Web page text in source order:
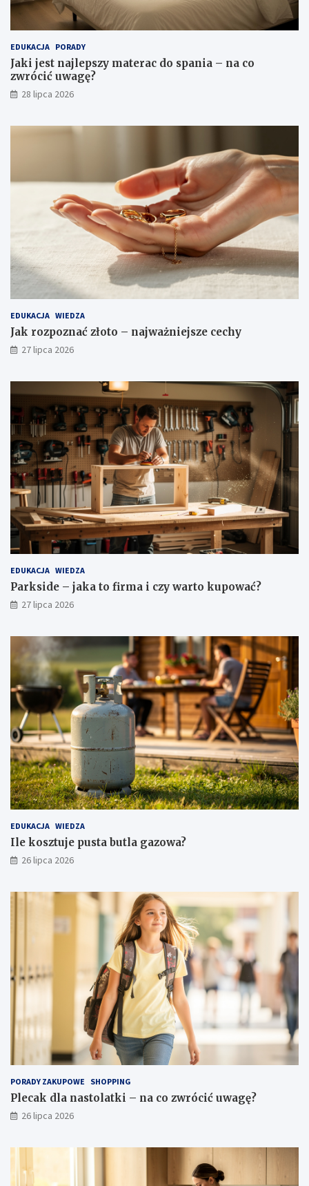
EDUKACJA PORADY
Jaki jest najlepszy materac do spania – na co
zwrócić uwagę?
28 lipca 2026
EDUKACJA WIEDZA
Jak rozpoznać złoto – najważniejsze cechy
27 lipca 2026
EDUKACJA WIEDZA
Parkside – jaka to firma i czy warto kupować?
27 lipca 2026
EDUKACJA WIEDZA
Ile kosztuje pusta butla gazowa?
26 lipca 2026
PORADY ZAKUPOWE SHOPPING
Plecak dla nastolatki – na co zwrócić uwagę?
26 lipca 2026